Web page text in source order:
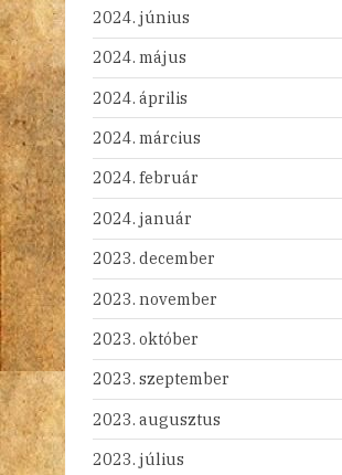
2024. június
2024. május
2024. április
2024. március
2024. február
2024. január
2023. december
2023. november
2023. október
2023. szeptember
2023. augusztus
2023. július